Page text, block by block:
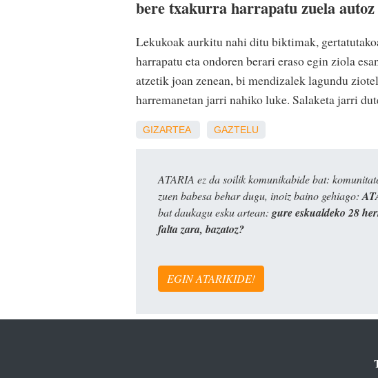
bere txakurra harrapatu zuela
Lekukoak aurkitu nahi ditu biktimak,
harrapatu eta ondoren berari eraso egin ziola
atzetik joan zenean, bi mendizalek lagundu
harremanetan jarri nahiko luke. Salaketa jarri
GIZARTEA GAZTELU
ATARIA ez da soilik komunikabide bat:
zuen babesa behar dugu, inoiz baino gehiago:
bat daukagu esku artean: gure eskualdeko 28
falta zara, bazatoz?
EGIN ATARIKIDE!